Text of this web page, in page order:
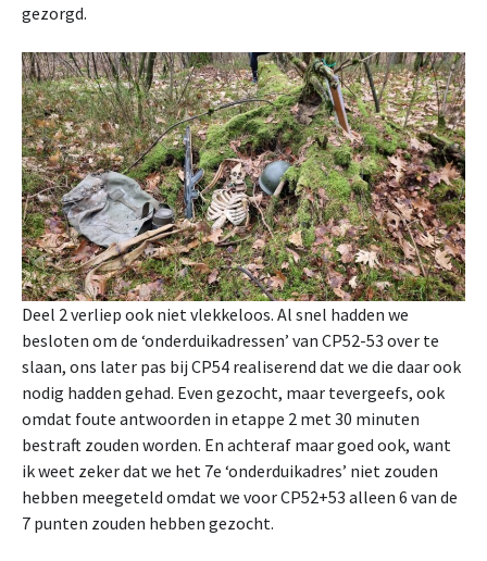
gezorgd.
Deel 2 verliep ook niet vlekkeloos. Al snel hadden we
besloten om de ‘onderduikadressen’ van CP52-53 over te
slaan, ons later pas bij CP54 realiserend dat we die daar ook
nodig hadden gehad. Even gezocht, maar tevergeefs, ook
omdat foute antwoorden in etappe 2 met 30 minuten
bestraft zouden worden. En achteraf maar goed ook, want
ik weet zeker dat we het 7e ‘onderduikadres’ niet zouden
hebben meegeteld omdat we voor CP52+53 alleen 6 van de
7 punten zouden hebben gezocht.